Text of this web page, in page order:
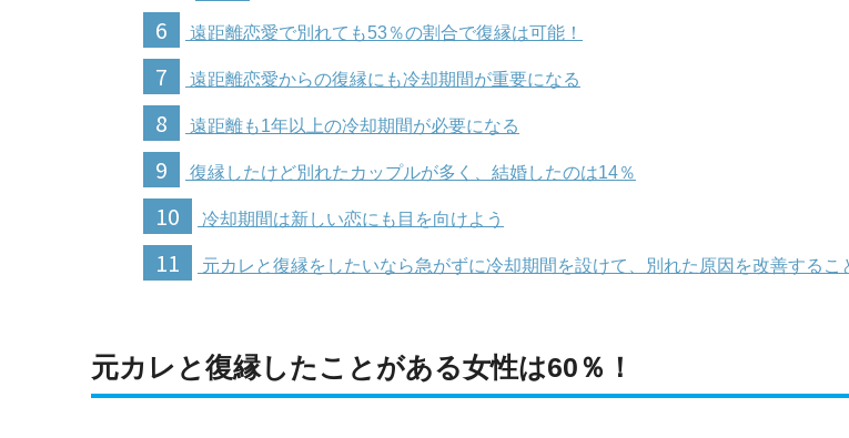
6 遠距離恋愛で別れても53％の割合で復縁は可能！
7 遠距離恋愛からの復縁にも冷却期間が重要になる
8 遠距離も1年以上の冷却期間が必要になる
9 復縁したけど別れたカップルが多く、結婚したのは14％
10 冷却期間は新しい恋にも目を向けよう
11 元カレと復縁をしたいなら急がずに冷却期間を設けて、別れた原因を改善するこ
元カレと復縁したことがある女性は60％！